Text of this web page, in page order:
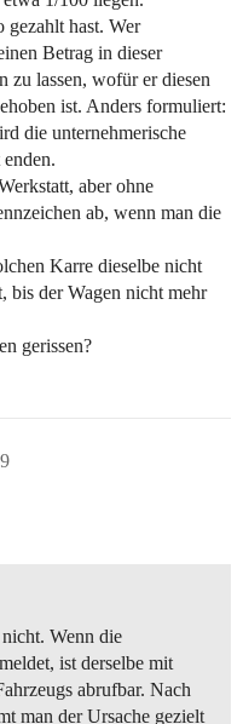
hast. Wer
Betrag in dieser
zu lassen, wofür er diesen
ist. Anders formuliert:
die unternehmerische
aber ohne
ab, wenn man die
Karre dieselbe nicht
bis der Wagen nicht mehr
gerissen?
Wenn die
ist derselbe mit
abrufbar. Nach
man der Ursache gezielt